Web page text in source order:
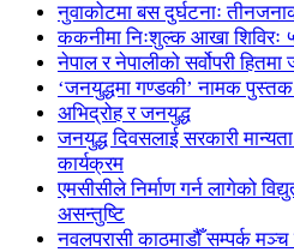
नुवाकोटमा बस दुर्घटनाः
ककनीमा निःशुल्क आखा शिविरः
नेपाल र नेपालीको सर्वोपरी हितमा
‘जनयुद्धमा गण्डकी’ नामक पुस्तक
अभिद्रोह र जनयुद्ध
जनयुद्ध दिवसलाई सरकारी
कार्यक्रम
एमसीसीले निर्माण गर्न लागेको
असन्तुष्टि
नवलपरासी काठमाडौँ सम्पर्क